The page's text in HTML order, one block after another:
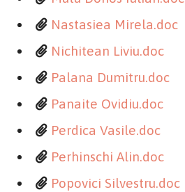
Nastasiea Mirela.doc
Nichitean Liviu.doc
Palana Dumitru.doc
Panaite Ovidiu.doc
Perdica Vasile.doc
Perhinschi Alin.doc
Popovici Silvestru.doc